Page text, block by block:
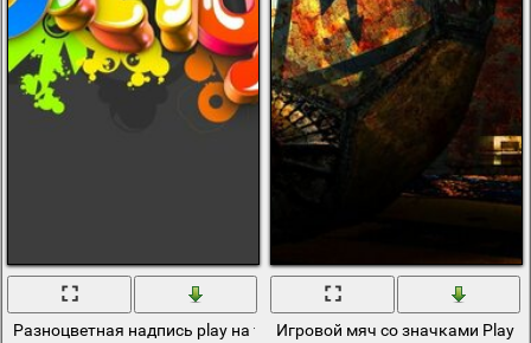
Разноцветная надпись play на темном фонеИгровой мяч со значками Play